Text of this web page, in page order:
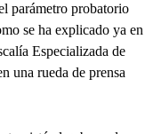
parámetro probatorio
se ha explicado ya en
Especializada de
una rueda de prensa